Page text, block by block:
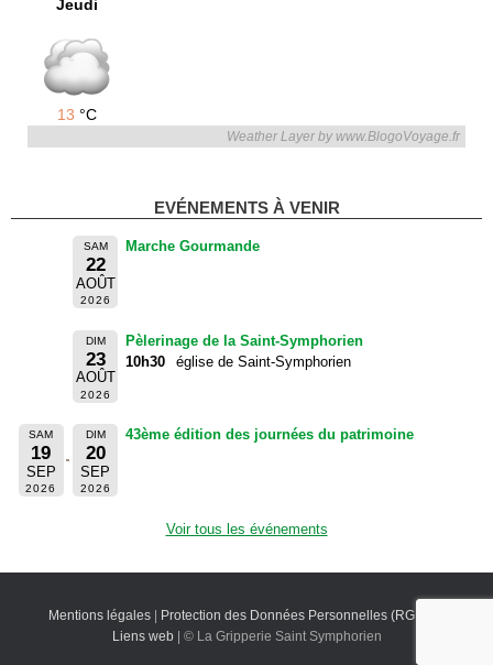
Jeudi
13 °C
Weather Layer by www.BlogoVoyage.fr
EVÉNEMENTS À VENIR
SAM
22
AOÛT
2026
Marche Gourmande
DIM
23
AOÛT
2026
Pèlerinage de la Saint-Symphorien
10h30
église de Saint-Symphorien
SAM
19
SEP
2026
DIM
20
SEP
2026
43ème édition des journées du patrimoine
Voir tous les événements
Mentions légales | Protection des Données Personnelles (RGPD)
Liens web| © La Gripperie Saint Symphorien